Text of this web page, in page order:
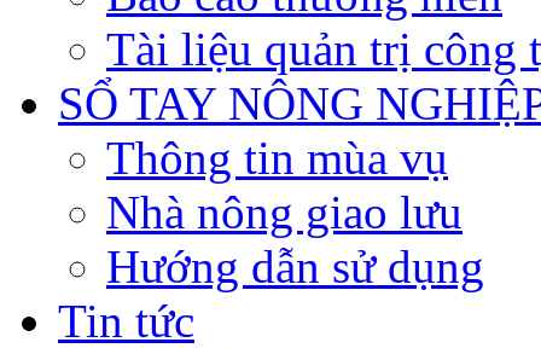
Tài liệu quản trị công
SỔ TAY NÔNG
Thông tin mùa vụ
Nhà nông giao lưu
Hướng dẫn sử dụng
Tin tức